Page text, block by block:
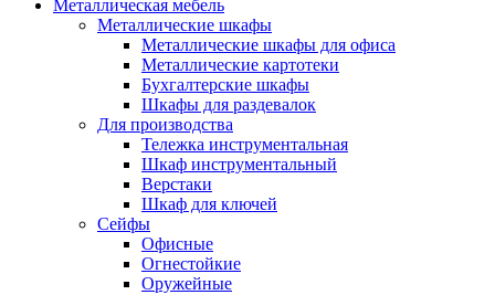
Металлическая мебель
Металлические шкафы
Металлические шкафы для офиса
Металлические картотеки
Бухгалтерские шкафы
Шкафы для раздевалок
Для производства
Тележка инструментальная
Шкаф инструментальный
Верстаки
Шкаф для ключей
Сейфы
Офисные
Огнестойкие
Оружейные